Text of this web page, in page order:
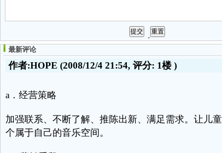
最新评论
作者:HOPE (2008/12/4 21:54, 评分: 1楼)
a．经营策略
加强联系、不断了解、推陈出新、满足需求。让儿
个属于自己的音乐空间。